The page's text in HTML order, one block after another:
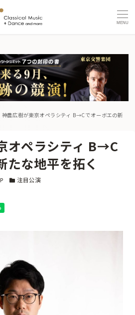
MENU
神農広樹が東京オペラシティ B→Cでオーボエの新
オペラシティ B→C
たな地平を拓く
カテゴリー
注目公演